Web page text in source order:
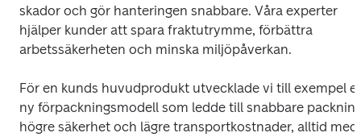
skador och gör hanteringen snabbare. Våra experter
hjälper kunder att spara fraktutrymme, förbättra
arbetssäkerheten och minska miljöpåverkan.
För en kunds huvudprodukt utvecklade vi till exempel
ny förpackningsmodell som ledde till snabbare
högre säkerhet och lägre transportkostnader, alltid med